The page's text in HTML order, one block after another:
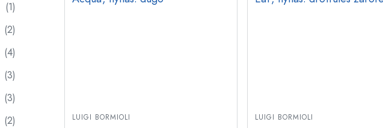
Gyógyszertári palackok
Hosszú nyakú palackok
Szögletes palackok
Különleges formájú palackok
Palackok anyag szerint
Üvegpalackok
Műanyag palackok
(1)
(2)
(4)
(3)
(3)
(2) LUIGI BORMIOLI LUIGI BORMIOLI